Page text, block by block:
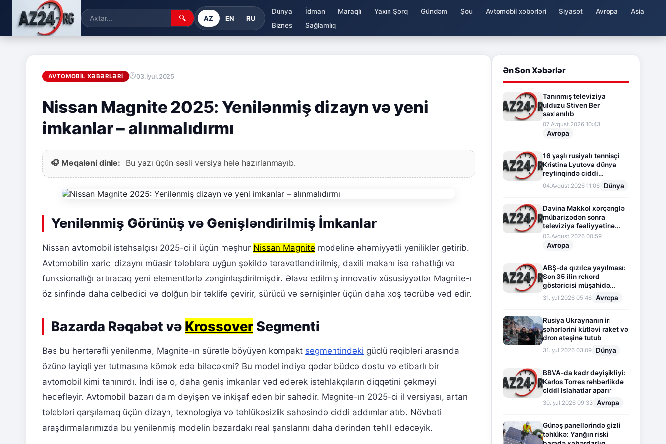
🔍 AZ EN RU
Dünya İdman Maraqlı Yaxın Şərq Gündəm Şou Avtomobil xəbərləri Siyasət Avropa
Asia
Biznes
Sağlamlıq
AVTOMOBIL XƏBƏRLƏRI 03.İyul.2025
Nissan Magnite 2025: Yenilənmiş dizayn və yeni
imkanlar – alınmalıdırmı
🎧 Məqaləni dinlə: Bu yazı üçün səsli versiya hələ hazırlanmayıb.
Yenilənmiş Görünüş və Genişləndirilmiş İmkanlar
Nissan avtomobil istehsalçısı 2025-ci il üçün məşhur Nissan Magnite modelinə əhəmiyyətli yeniliklər gətirib.
Avtomobilin xarici dizaynı müasir tələblərə uyğun şəkildə təravətləndirilmiş, daxili məkanı isə rahatlığı və
funksionallığı artıracaq yeni elementlərlə zənginləşdirilmişdir. Əlavə edilmiş innovativ xüsusiyyətlər Magnite-ı
öz sinfində daha cəlbedici və dolğun bir təklifə çevirir, sürücü və sərnişinlər üçün daha xoş təcrübə vəd edir.
Bazarda Rəqabət və Krossover Segmenti
Bəs bu hərtərəfli yenilənmə, Magnite-ın sürətlə böyüyən kompakt segmentindəki güclü rəqibləri arasında
özünə layiqli yer tutmasına kömək edə biləcəkmi? Bu model indiyə qədər büdcə dostu və etibarlı bir
avtomobil kimi tanınırdı. İndi isə o, daha geniş imkanlar vəd edərək istehlakçıların diqqətini çəkməyi
hədəfləyir. Avtomobil bazarı daim dəyişən və inkişaf edən bir sahədir. Magnite-ın 2025-ci il versiyası, artan
tələbləri qarşılamaq üçün dizayn, texnologiya və təhlükəsizlik sahəsində ciddi addımlar atıb. Növbəti
araşdırmalarımızda bu yenilənmiş modelin bazardakı real şanslarını daha dərindən təhlil edəcəyik.
Ən Son Xəbərlər
Tanınmış televiziya
ulduzu Stiven Ber
saxlanılıb
07.Avqust.2026 10:43
Avropa
16 yaşlı rusiyalı tennisçi
Kristina Lyutova dünya
reytinqində ciddi
irəliləyişə imza atdı
04.Avqust.2026 11:06 Dünya
Davina Makkol xərçənglə
mübarizədən sonra
televiziya fəaliyyətinə
fasilə verir
03.Avqust.2026 00:59
Avropa
ABŞ-da qızılca yayılması:
Son 35 ilin rekord
göstəricisi müşahidə
olunur
31.İyul.2026 05:46 Avropa
Rusiya Ukraynanın iri
şəhərlərini kütləvi raket və
dron atəşinə tutub
31.İyul.2026 03:09 Dünya
BBVA-da kadr dəyişikliyi:
Karlos Torres rəhbərlikdə
ciddi islahatlar aparır
30.İyul.2026 09:33 Avropa
Günəş panellərində gizli
təhlükə: Yanğın riski